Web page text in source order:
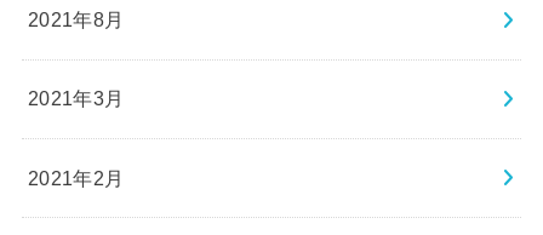
2021年8月
2021年3月
2021年2月